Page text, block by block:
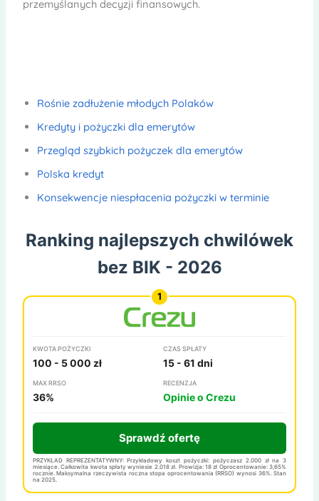
przemyślanych decyzji finansowych.
Rośnie zadłużenie młodych Polaków
Kredyty i pożyczki dla emerytów
Przegląd szybkich pożyczek dla emerytów
Polska kredyt
Konsekwencje niespłacenia pożyczki w terminie
Ranking najlepszych chwilówek
bez BIK - 2026
KWOTA POŻYCZKI
100 - 5 000 zł
CZAS SPŁATY
15 - 61 dni
MAX RRSO
36%
RECENZJA
Opinie o Crezu
Sprawdź ofertę
PRZYKŁAD REPREZENTATYWNY: Przykładowy koszt pożyczki: pożyczasz 2.000 zł na 3
miesiące. Całkowita kwota spłaty wyniesie 2.018 zł. Prowizja: 18 zł Oprocentowanie: 3,65%
rocznie. Maksymalna rzeczywista roczna stopa oprocentowania (RRSO) wynosi 36%. Stan
na 2025.